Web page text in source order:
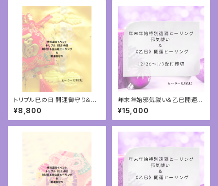
トリプル巳の日 開運御守り＆弁
財天と金山姫ヒーリング
¥8,800
年末年始邪気祓い＆乙巳開運遠
隔ヒーリング②
¥15,000